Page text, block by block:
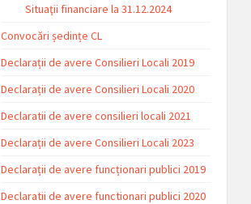
Situaţii financiare la 31.12.2024
Convocări ședințe CL
Declarații de avere Consilieri Locali 2019
Declarații de avere Consilieri Locali 2020
Declaratii de avere consilieri locali 2021
Declarații de avere Consilieri Locali 2023
Declarații de avere funcționari publici 2019
Declaratii de avere functionari publici 2020